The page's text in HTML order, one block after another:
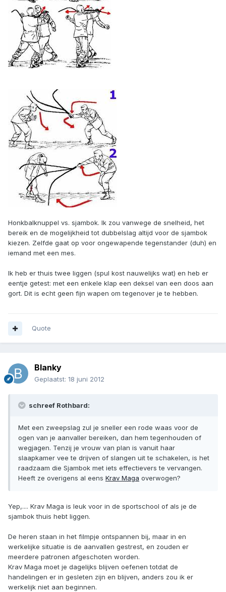
Honkbalknuppel vs. sjambok. Ik zou vanwege de snelheid, het
bereik en de mogelijkheid tot dubbelslag altijd voor de sjambok
kiezen. Zelfde gaat op voor ongewapende tegenstander (duh) en
iemand met een mes.
Ik heb er thuis twee liggen (spul kost nauwelijks wat) en heb er
eentje getest: met een enkele klap een deksel van een doos aan
gort. Dit is echt geen fijn wapen om tegenover je te hebben.
Quote
Blanky
Geplaatst: 18 juni 2012
schreef Rothbard:
Met een zweepslag zul je sneller een rode waas voor de
ogen van je aanvaller bereiken, dan hem tegenhouden of
wegjagen. Tenzij je vrouw van plan is vanuit haar
slaapkamer vee te drijven of slangen uit te schakelen, is het
raadzaam die Sjambok met iets effectievers te vervangen.
Heeft ze overigens al eens Krav Maga overwogen?
Yep,.... Krav Maga is leuk voor in de sportschool of als je de
sjambok thuis hebt liggen.
De heren staan in het filmpje ontspannen bij, maar in en
werkelijke situatie is de aanvallen gestrest, en zouden er
meerdere patronen afgeschoten worden.
Krav Maga moet je dagelijks blijven oefenen totdat de
handelingen er in gesleten zijn en blijven, anders zou ik er
werkelijk niet aan beginnen.